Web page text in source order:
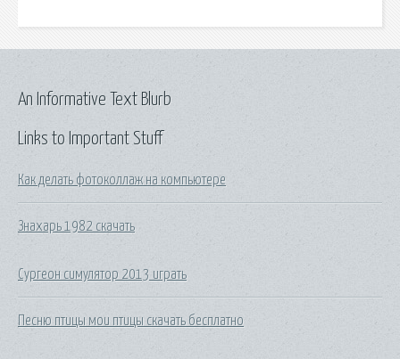
Links to Important Stuff
Как делать фотоколлаж на компьютере
Знахарь 1982 скачать
Сургеон симулятор 2013 играть
Песню птицы мои птицы скачать бесплатно
An Informative Text Blurb